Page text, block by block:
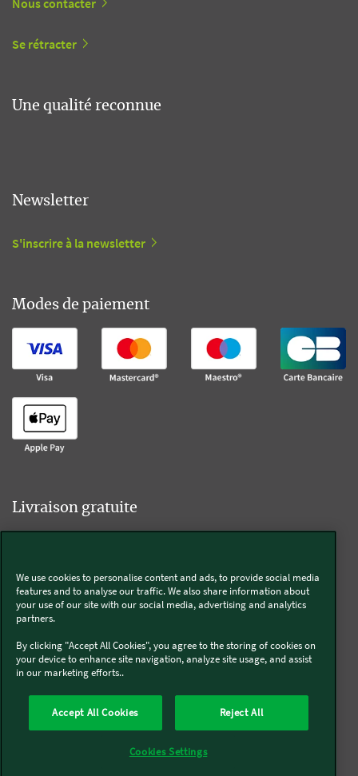
Nous contacter
Se rétracter
Une qualité reconnue
Newsletter
S'inscrire à la newsletter
Modes de paiement
Livraison gratuite
Livraison offerte sur l'e-shop dès 55€ d'achat.
Kobold
We use cookies to personalise content and ads, to provide social media
features and to analyse our traffic. We also share information about
your use of our site with our social media, advertising and analytics
partners.
By clicking "Accept All Cookies", you agree to the storing of cookies on
your device to enhance site navigation, analyze site usage, and assist
in our marketing efforts..
Accept All Cookies Reject All
Cookies Settings